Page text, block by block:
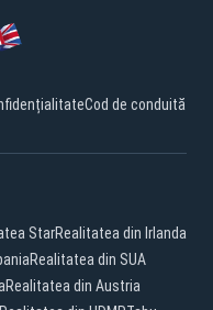
Cod de conduită
StarRealitatea din Irlanda
Realitatea din SUA
Realitatea din Austria